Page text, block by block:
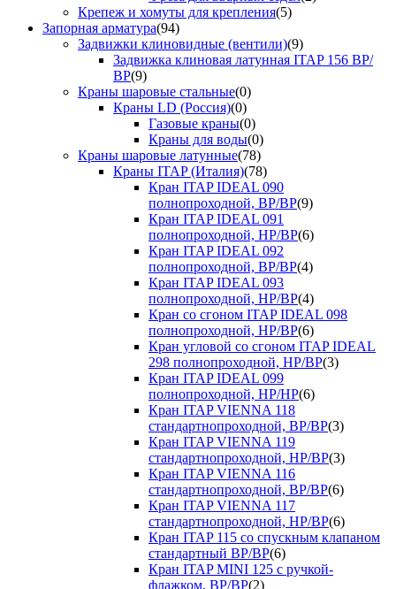
Крепеж и хомуты для крепления(5)
Запорная арматура(94)
Задвижки клиновидные (вентили)(9)
Задвижка клиновая латунная ITAP 156 ВР/
ВР(9)
Краны шаровые стальные(0)
Краны LD (Россия)(0)
Газовые краны(0)
Краны для воды(0)
Краны шаровые латунные(78)
Краны ITAP (Италия)(78)
Кран ITAP IDEAL 090
полнопроходной, ВР/ВР(9)
Кран ITAP IDEAL 091
полнопроходной, НР/ВР(6)
Кран ITAP IDEAL 092
полнопроходной, ВР/ВР(4)
Кран ITAP IDEAL 093
полнопроходной, НР/ВР(4)
Кран со сгоном ITAP IDEAL 098
полнопроходной, НР/ВР(6)
Кран угловой со сгоном ITAP IDEAL
298 полнопроходной, НР/ВР(3)
Кран ITAP IDEAL 099
полнопроходной, НР/НР(6)
Кран ITAP VIENNA 118
стандартнопроходной, ВР/ВР(3)
Кран ITAP VIENNA 119
стандартнопроходной, НР/ВР(3)
Кран ITAP VIENNA 116
стандартнопроходной, ВР/ВР(6)
Кран ITAP VIENNA 117
стандартнопроходной, НР/ВР(6)
Кран ITAP 115 со спускным клапаном
стандартный ВР/ВР(6)
Кран ITAP MINI 125 с ручкой-
флажком, ВР/ВР(2)